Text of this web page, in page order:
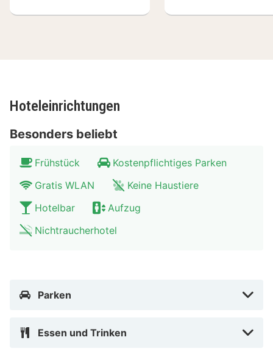
Stadtzentrum. Im Genfer Zentrum finden Sie ebenfalls
über die Genfer Gewässer unternehmen.
Hoteleinrichtungen
Besonders beliebt
Frühstück
Kostenpflichtiges Parken
Gratis WLAN
Keine Haustiere
Hotelbar
Aufzug
Nichtraucherhotel
Parken
Essen und Trinken